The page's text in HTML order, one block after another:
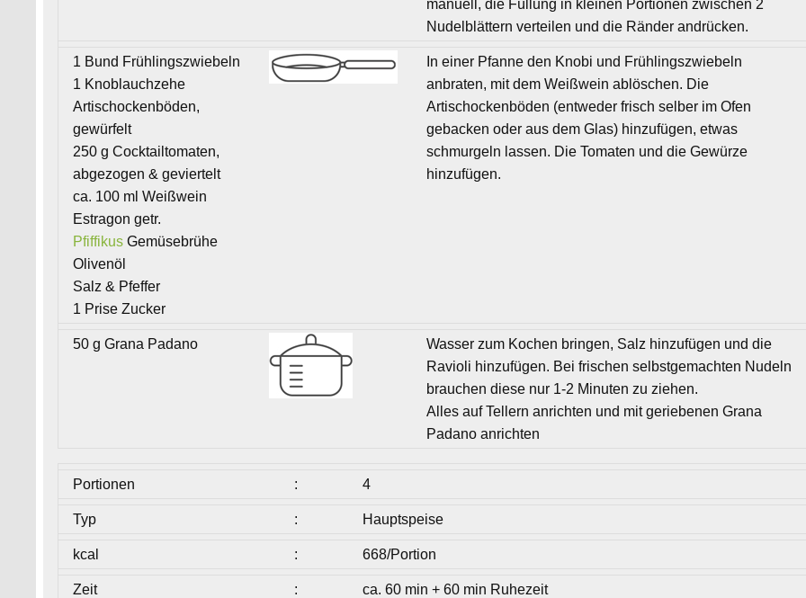
manuell, die Füllung in kleinen Portionen zwischen 2
Nudelblättern verteilen und die Ränder andrücken.
1 Bund Frühlingszwiebeln
1 Knoblauchzehe
Artischockenböden,
gewürfelt
250 g Cocktailtomaten,
abgezogen & geviertelt
ca. 100 ml Weißwein
Estragon getr.
PfiffikusGemüsebrühe
Olivenöl
Salz & Pfeffer
1 Prise Zucker
In einer Pfanne den Knobi und Frühlingszwiebeln
anbraten, mit dem Weißwein ablöschen. Die
Artischockenböden (entweder frisch selber im Ofen
gebacken oder aus dem Glas) hinzufügen, etwas
schmurgeln lassen. Die Tomaten und die Gewürze
hinzufügen.
50 g Grana Padano
Wasser zum Kochen bringen, Salz hinzufügen und die
Ravioli hinzufügen. Bei frischen selbstgemachten Nudeln
brauchen diese nur 1-2 Minuten zu ziehen.
Alles auf Tellern anrichten und mit geriebenen Grana
Padano anrichten
Portionen : 4
Typ : Hauptspeise
kcal : 668/Portion
Zeit : ca. 60 min + 60 min Ruhezeit